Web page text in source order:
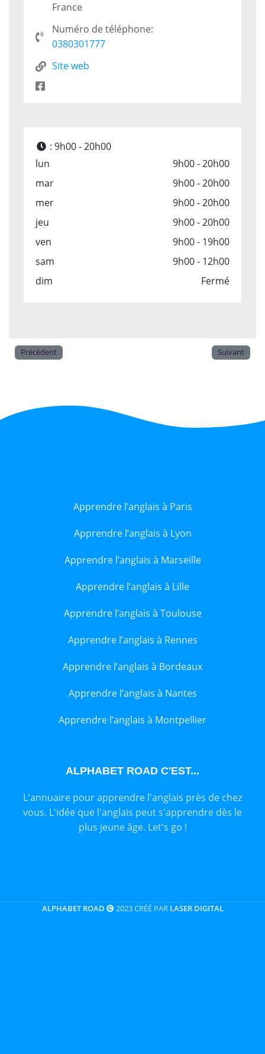
France
Numéro de téléphone:
0380301777
Site web
: 9h00 - 20h00
lun
9h00 - 20h00
mar
9h00 - 20h00
mer
9h00 - 20h00
jeu
9h00 - 20h00
ven
9h00 - 19h00
sam
9h00 - 12h00
dim
Fermé
Précédent Suivant
Apprendre l’anglais à Paris
Apprendre l’anglais à Lyon
Apprendre l’anglais à Marseille
Apprendre l’anglais à Lille
Apprendre l’anglais à Toulouse
Apprendre l’anglais à Rennes
Apprendre l’anglais à Bordeaux
Apprendre l’anglais à Nantes
Apprendre l’anglais à Montpellier
ALPHABET ROAD C'EST...
L'annuaire pour apprendre l'anglais près de chez
vous. L'idée que l'anglais peut s'apprendre dès le
plus jeune âge. Let's go !
ALPHABET ROAD 2023 CRÉÉ PAR LASER DIGITAL